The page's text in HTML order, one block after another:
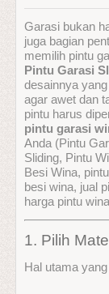
Garasi bukan
juga bagian
memilih pintu
Pintu Garasi
desainnya
agar awet dan
pintu harus
pintu garasi
Anda (Pintu
Sliding, Pintu
Besi Wina,
besi wina, jual
harga pintu
1. Pilih
Hal utama